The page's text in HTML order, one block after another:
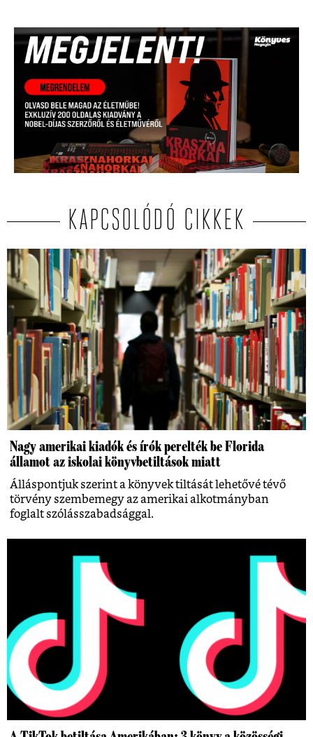
KAPCSOLÓDÓ CIKKEK
Nagy amerikai kiadók és írók perelték be Florida
államot az iskolai könyvbetiltások miatt
Álláspontjuk szerint a könyvek tiltását lehetővé tévő
törvény szembemegy az amerikai alkotmányban
foglalt szólásszabadsággal.